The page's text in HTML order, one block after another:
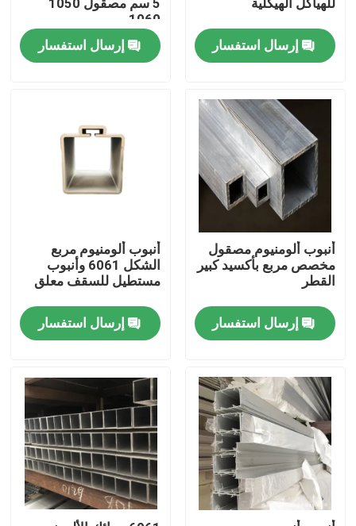
منزل
المنتجات
أشرطة فيديو
حول بنا
جولة في المعمل
ضبط الجودة
مطحنة إنهاء لفائف الألومنيوم
لفائف الألمنيوم المطلي بالألوان
لفائف الألمنيوم المدرفلة على البارد
للهياكل الهيكلية
إرسال استفسار
5 سم مصقول 1050
1060
إرسال استفسار
أنبوب ألومنيوم مصقول
مخصص مربع بأكسيد كبير
القطر
إرسال استفسار
أنبوب ألومنيوم مربع
الشكل 6061 وأنبوب
مستطيل للسقف معلق
إرسال استفسار